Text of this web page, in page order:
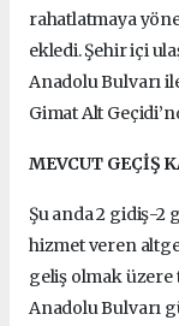
rahatlatmaya
ekledi.Şehir içi
Anadolu Bulvarı
Gimat Alt
MEVCUT GEÇİŞ
Şu anda 2 gidiş-2
hizmet veren
geliş olmak üzere
Anadolu Bulvarı